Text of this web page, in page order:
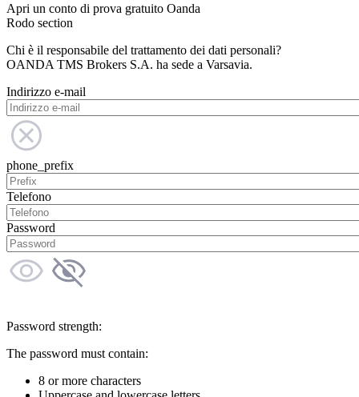
Apri un conto di prova gratuito Oanda
Rodo section
Chi è il responsabile del trattamento dei dati personali?
OANDA TMS Brokers S.A. ha sede a Varsavia.
Indirizzo e-mail
phone_prefix
Telefono
Password
Password strength:
The password must contain:
8 or more characters